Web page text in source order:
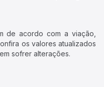
de acordo com a viação,
os valores atualizados
sofrer alterações.